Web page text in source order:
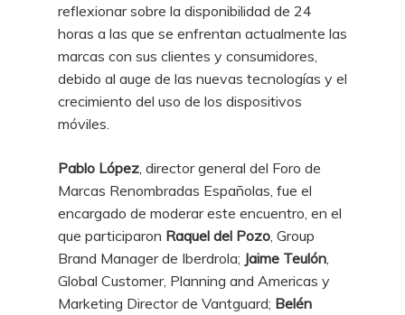
reflexionar sobre la disponibilidad de 24
horas a las que se enfrentan actualmente las
marcas con sus clientes y consumidores,
debido al auge de las nuevas tecnologías y el
crecimiento del uso de los dispositivos
móviles.
Pablo López , director general del Foro de
Marcas Renombradas Españolas, fue el
encargado de moderar este encuentro, en el
que participaron Raquel del Pozo , Group
Brand Manager de Iberdrola; Jaime Teulón
Global Customer, Planning and Americas y
Marketing Director de Vantguard; Belén